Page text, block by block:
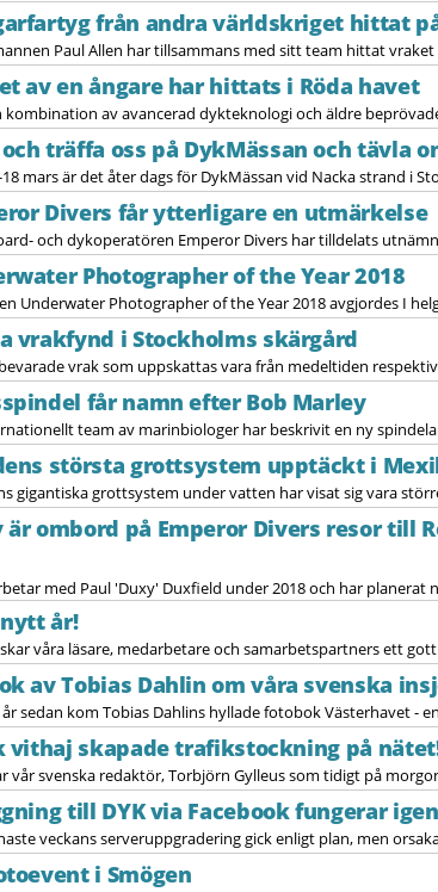
från andra världskriget hittat
Paul Allen har tillsammans med sitt team hittat vraket
av en ångare har hittats i Röda havet
kombination av avancerad dykteknologi och äldre
träffa oss på DykMässan och tävla
18 mars är det åter dags för DykMässan vid Nacka strand i
Divers får ytterligare en utmärkelse
och dykoperatören Emperor Divers har tilldelats
Photographer of the Year 2018
Underwater Photographer of the Year 2018 avgjordes I
vrakfynd i Stockholms skärgård
vrak som uppskattas vara från medeltiden
får namn efter Bob Marley
team av marinbiologer har beskrivit en ny
största grottsystem upptäckt i
gigantiska grottsystem under vatten har visat sig vara
är ombord på Emperor Divers resor till
med Paul 'Duxy' Duxfield under 2018 och har planerat
år!
våra läsare, medarbetare och samarbetspartners ett
av Tobias Dahlin om våra svenska
sedan kom Tobias Dahlins hyllade fotobok Västerhavet -
vithaj skapade trafikstockning på
vår svenska redaktör, Torbjörn Gylleus som tidigt på
till DYK via Facebook fungerar igen
veckans serveruppgradering gick enligt plan, men
i Smögen